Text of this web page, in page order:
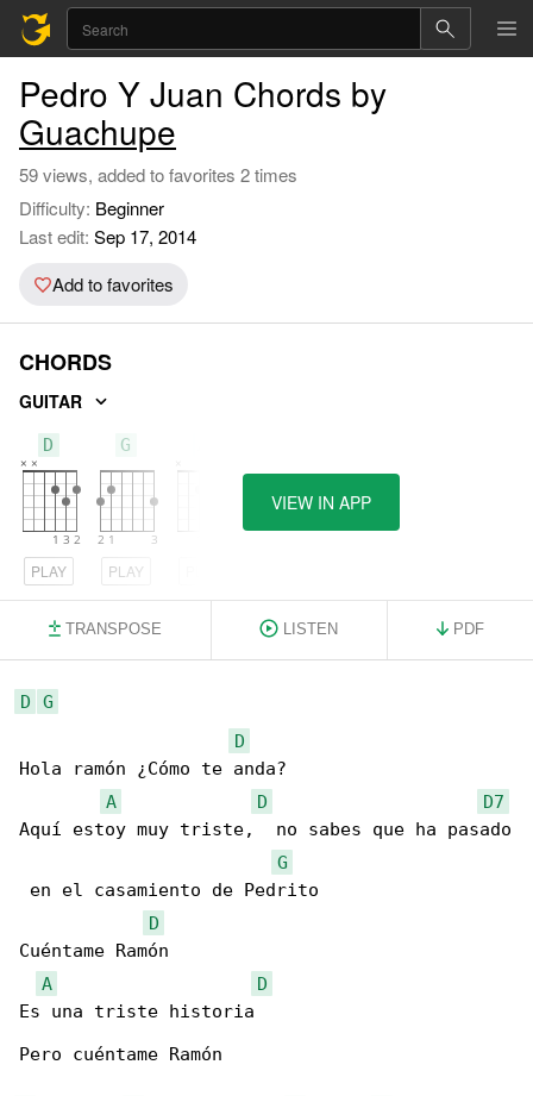
Pedro Y Juan Chords by
Guachupe
59 views, added to favorites 2 times
Difficulty: Beginner
Last edit: Sep 17, 2014
Add to favorites
CHORDS
GUITAR
D
PLAY
G
PLAY
VIEW IN APP
TRANSPOSE LISTEN PDF
D
G
D
Hola ramón ¿Cómo te anda?
A
D
D7
Aquí estoy muy triste,  no sabes que ha pasado
G
en el casamiento de Pedrito
D
Cuéntame Ramón
A
D
Es una triste historia
Pero cuéntame Ramón